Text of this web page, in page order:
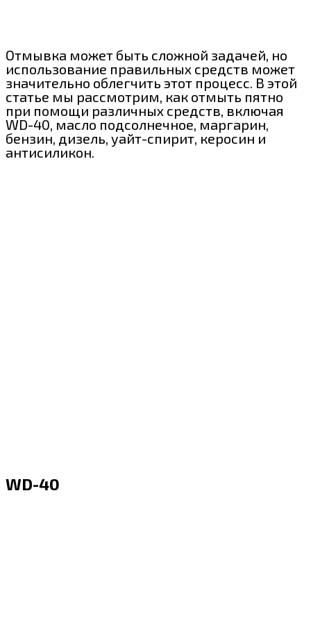
Отмывка может быть сложной задачей, но
использование правильных средств может
значительно облегчить этот процесс. В этой
статье мы рассмотрим, как отмыть пятно
при помощи различных средств, включая
WD-40, масло подсолнечное, маргарин,
бензин, дизель, уайт-спирит, керосин и
антисиликон.
WD-40